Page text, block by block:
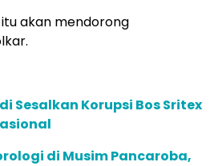
itu akan mendorong
Sesalkan Korupsi Bos Sritex
di Musim Pancaroba,